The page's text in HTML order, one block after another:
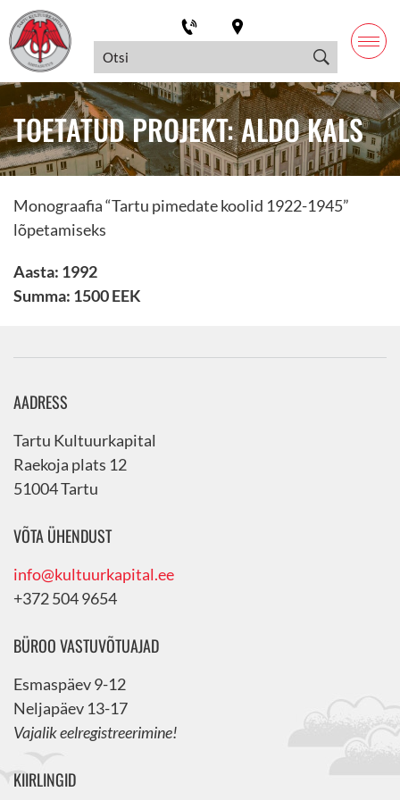
TOETATUD PROJEKT: ALDO KALS
Monograafia “Tartu pimedate koolid 1922-1945”
lõpetamiseks
Aasta: 1992
Summa: 1500 EEK
AADRESS
Tartu Kultuurkapital
Raekoja plats 12
51004 Tartu
VÕTA ÜHENDUST
info@kultuurkapital.ee
+372 504 9654
BÜROO VASTUVÕTUAJAD
Esmaspäev 9-12
Neljapäev 13-17
Vajalik eelregistreerimine!
KIIRLINGID